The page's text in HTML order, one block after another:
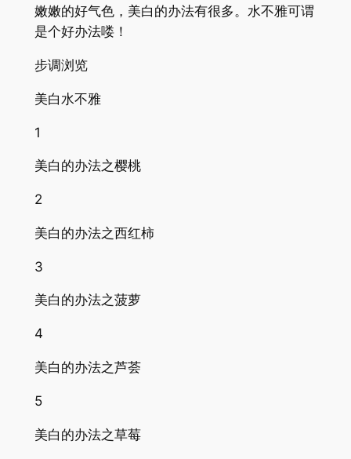
嫩嫩的好气色，美白的办法有很多。水不雅可谓
是个好办法喽！
步调浏览
美白水不雅
1
美白的办法之樱桃
2
美白的办法之西红柿
3
美白的办法之菠萝
4
美白的办法之芦荟
5
美白的办法之草莓